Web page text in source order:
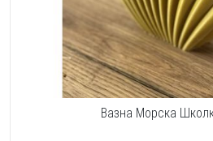
Вазна Морска